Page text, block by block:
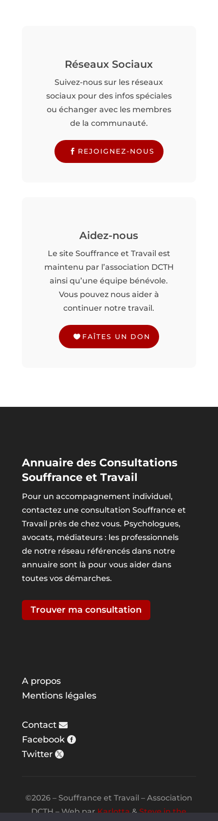
Réseaux Sociaux
Suivez-nous sur les réseaux
sociaux pour des infos spéciales
ou échanger avec les membres
de la communauté.
REJOIGNEZ-NOUS
Aidez-nous
Le site Souffrance et Travail est
maintenu par l’association DCTH
ainsi qu’une équipe bénévole.
Vous pouvez nous aider à
continuer notre travail.
FAÎTES UN DON
Annuaire des Consultations
Souffrance et Travail
Pour un accompagnement individuel,
contactez une consultation Souffrance et
Travail près de chez vous. Psychologues,
avocats, médiateurs : les professionnels
de notre réseau référencés dans notre
annuaire sont là pour vous aider dans
toutes vos démarches.
Trouver ma consultation
A propos
Mentions légales
Contact
Facebook
Twitter
©2026 – Souffrance et Travail – Association
DCTH – Web parKarlotta&Steve in the